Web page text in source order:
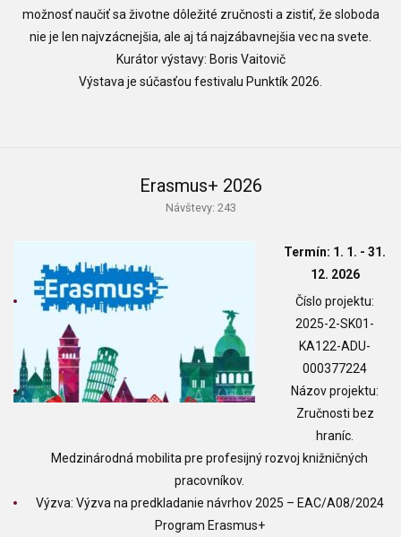
možnosť naučiť sa životne dôležité zručnosti a zistiť, že sloboda
nie je len najvzácnejšia, ale aj tá najzábavnejšia vec na svete.
Kurátor výstavy: Boris Vaitovič
Výstava je súčasťou festivalu Punktík 2026.
Erasmus+ 2026
Návštevy: 243
Termín: 1. 1. - 31.
12. 2026
Číslo projektu:
2025-2-SK01-
KA122-ADU-
000377224
Názov projektu:
Zručnosti bez
hraníc.
Medzinárodná mobilita pre profesijný rozvoj knižničných
pracovníkov.
Výzva: Výzva na predkladanie návrhov 2025 – EAC/A08/2024
Program Erasmus+